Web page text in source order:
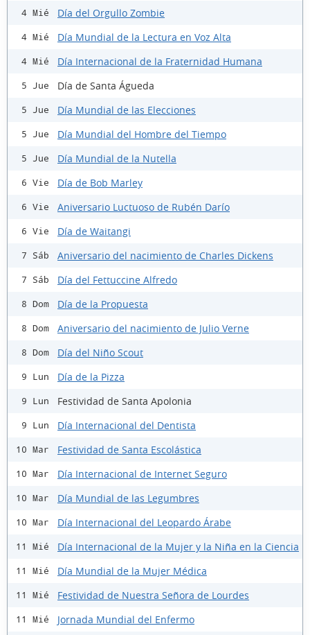
4 Mié Día del Orgullo Zombie
4 Mié Día Mundial de la Lectura en Voz Alta
4 Mié Día Internacional de la Fraternidad Humana
5 Jue Día de Santa Águeda
5 Jue Día Mundial de las Elecciones
5 Jue Día Mundial del Hombre del Tiempo
5 Jue Día Mundial de la Nutella
6 Vie Día de Bob Marley
6 Vie Aniversario Luctuoso de Rubén Darío
6 Vie Día de Waitangi
7 Sáb Aniversario del nacimiento de Charles Dickens
7 Sáb Día del Fettuccine Alfredo
8 Dom Día de la Propuesta
8 Dom Aniversario del nacimiento de Julio Verne
8 Dom Día del Niño Scout
9 Lun Día de la Pizza
9 Lun Festividad de Santa Apolonia
9 Lun Día Internacional del Dentista
10 Mar Festividad de Santa Escolástica
10 Mar Día Internacional de Internet Seguro
10 Mar Día Mundial de las Legumbres
10 Mar Día Internacional del Leopardo Árabe
11 Mié Día Internacional de la Mujer y la Niña en la Ciencia
11 Mié Día Mundial de la Mujer Médica
11 Mié Festividad de Nuestra Señora de Lourdes
11 Mié Jornada Mundial del Enfermo